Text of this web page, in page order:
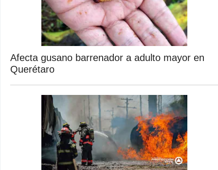
Afecta gusano barrenador a adulto mayor en
Querétaro